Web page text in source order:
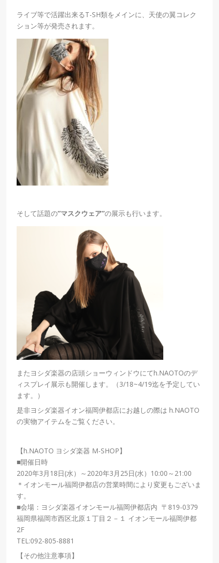
ライブ等で活躍出来るT-SH類をメインに、天使の翼コレク
ション等が発売されます。
そして話題の”マスクウェア”の展示も行います。
またヨシダ楽器の店頭ショーウィンドウにてh.NAOTOのデ
ィスプレイ展示も開催します。（3/18~4/19迄を予定してい
ます。）
是非ヨシダ楽器イオン福岡伊都店にお越しの際は h.NAOTO
の実物アイテムをご覧ください。
【h.NAOTO ヨシダ楽器 M-SHOP】
■開催日時
2020年3月18日(水）～2020年3月25日(水）10:00～21:00
＊イオンモール福岡伊都店の営業時間により変更もございま
す。
■会場：ヨシダ楽器イオンモール福岡伊都店内 〒819-0379
福岡県福岡市西区北原１丁目２－１ イオンモール福岡伊都
2F
TEL:092-805-8881
【その他注意事項】